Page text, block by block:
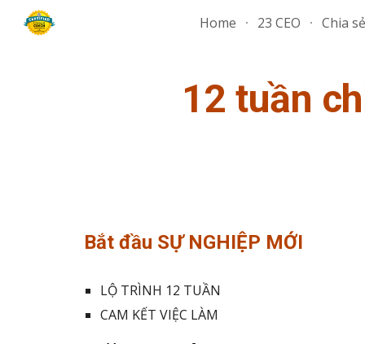
Home 23 CEO Chia
12 tuần
Bắt đầu SỰ NGHIỆP MỚI
LỘ TRÌNH 12 TUẦN
CAM KẾT VIỆC LÀM